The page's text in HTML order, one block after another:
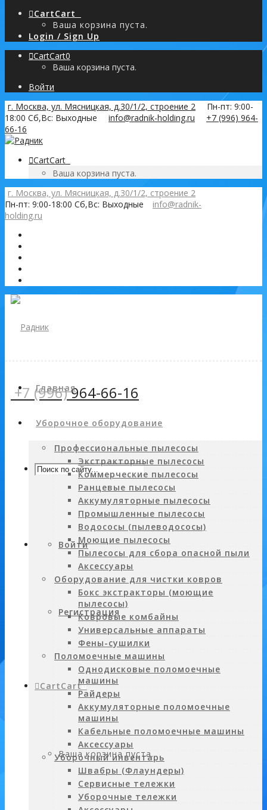
CartCart
Ваша корзина пуста.
Login / Sign Up
CartCart0
Ваша корзина пуста.
Войти
г. Москва, ул. Мясницкая, д.30/1/2, строение 2
Пн-пт: 9:00-
18:00 Сб,Вс: Выходные
info@radnik-holding.ru
+7 (996) 964-
66-16
CartCart
Ваша корзина пуста.
г. Москва, ул. Мясницкая, д.30/1/2, строение 2
Пн-пт: 9:00-18:00 Сб,Вс: Выходные
info@radnik-
holding.ru
+7 (996)964-66-16
Войти
Регистрация
CartCart0
Ваша корзина пуста.
Главная
Уборочное оборудование
Профессиональные пылесосы
Экстракторные пылесосы
Коммерческие пылесосы
Ранцевые пылесосы
Аккумуляторные пылесосы
Промышленные пылесосы
Водососы (пылеводососы)
Моющие пылесосы
Пылесосы для сбора опасной пыли
Аксессуары
Оборудование для чистки ковров
Бокс экстракторы (моющие
пылесосы)
Ковровые комбайны
Универсальные аппараты
Фены-сушилки
Поломоечные машины
Однодисковые поломоечные
машины
Райдеры
Аккумуляторные поломоечные
машины
Кабельные поломоечные машины
Аксессуары
Уборочный инвентарь
Швабры (Флаундеры)
Сервисные тележки
Уборочные тележки